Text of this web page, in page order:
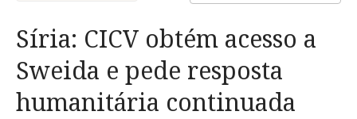
Síria: CICV obtém acesso a
Sweida e pede resposta
humanitária continuada